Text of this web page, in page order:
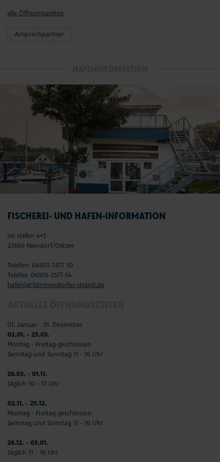
alle Öffnungszeiten
Ansprechpartner
FISCHEREI- UND HAFEN-INFORMATION
Im Hafen 4+5
23669 Niendorf/Ostsee
Telefon: 04503-3577 50
Telefax: 04503-3577-64
hafen(at)timmendorfer-strand.de
01. Januar - 31. Dezember
02.01. - 25.03.
Montag - Freitag geschlossen
Samstag und Sonntag 11 - 16 Uhr
26.03. - 01.11.
täglich 10 - 17 Uhr
02.11. - 25.12.
Montag - Freitag geschlossen
Samstag und Sonntag 11 - 16 Uhr
26.12. - 03.01.
täglich 11 - 16 Uhr